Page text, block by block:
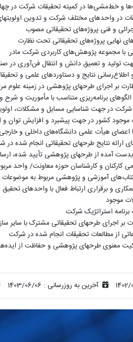
و خط‌مشی‌ها در کمیته تحقیقات شرکت در
در واحدهای مختلف شرکت و تدوین
و فنی پروژه‌های تحقیقاتی مصوب
نهایی پروژه‌های تحقیقاتی تحت نظارت
با مجموعه پژوهش‌های کاربردی شرکت مادر
تولید و تعمیق دانش و انتقال فن‌آوری در
نتایج و دستاوردهای علمی و
بر اجرای طرحهای پژوهشی در زمینه علوم
الگوهای برنامه‌‌‌‌ریزی متناسب با مأموریت و
شرکت در جهت شناسایی مسایل و مشکلات،
موجود کشور در جهت پیشبرد و افزایش
با اعضای هیأت علمی دانشگاه‌های داخلی و
ارائه نتایج طرحهای تحقیقاتی انجام شده
آمده از طرحهای پژوهشی تأیید شده،
کارکنان و کارشناسان حوزه معاونت/
آموزشی و پژوهشی مربوط به موضوعات
و برقراری ارتباط فعال با واحدهای
موجود
استراتژیک شرکت
بر اجرای طرحهای تحقیقاتی مشترک با سایر
از مطالعات تحقیقات انجام شده در شرکت
معنوی طرحهای پژوهشی و حفاظت از
آخرین به روزرسانی : 1403/06/06